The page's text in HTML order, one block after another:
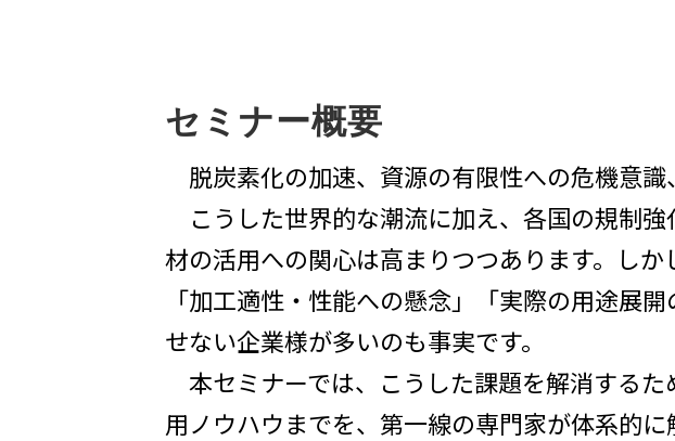
セミナー概要
脱炭素化の加速、資源の有限性への危機意識
こうした世界的な潮流に加え、各国の規制
材の活用への関心は高まりつつあります。し
「加工適性・性能への懸念」「実際の用途展
せない企業様が多いのも事実です。
本セミナーでは、こうした課題を解消する
用ノウハウまでを、第一線の専門家が体系的